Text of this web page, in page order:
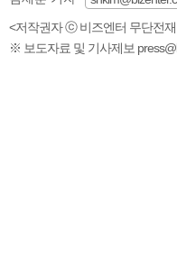
<저작권자 ⓒ 비즈엔터 무단전
※ 보도자료 및 기사제보